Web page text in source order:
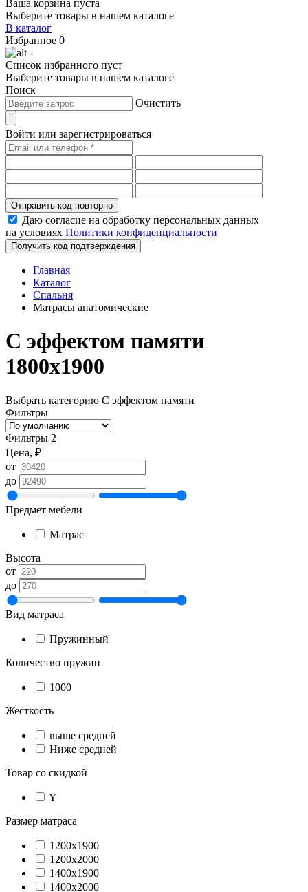
Ваша корзина пуста
Выберите товары в нашем каталоге
В каталог
Избранное 0
-
Список избранного пуст
Выберите товары в нашем каталоге
Поиск
Очистить
Войти или зарегистрироваться
Отправить код повторно
Даю согласие на обработку персональных данных
на условиях Политики конфиденциальности
Получить код подтверждения
Главная
Каталог
Спальня
Матрасы анатомические
С эффектом памяти
1800х1900
Выбрать категорию С эффектом памяти
Фильтры
Фильтры 2
Цена, ₽
от
до
Предмет мебели
Матрас
Высота
от
до
Вид матраса
Пружинный
Количество пружин
1000
Жесткость
выше средней
Ниже средней
Товар со скидкой
Y
Размер матраса
1200х1900
1200х2000
1400х1900
1400х2000